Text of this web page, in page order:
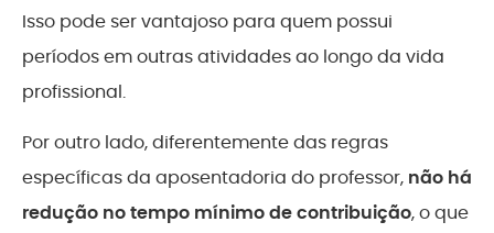
Isso pode ser vantajoso para quem possui
períodos em outras atividades ao longo da vida
profissional.
Por outro lado, diferentemente das regras
específicas da aposentadoria do professor, não há
redução no tempo mínimo de contribuição, o que